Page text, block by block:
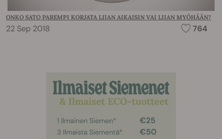
ONKO SATO PAREMPI KORJATA LIIAN AIKAISIN VAI LIIAN MYÖHÄÄN?
22 Sep 2018 764